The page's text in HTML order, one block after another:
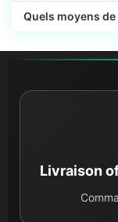
Quels moyens
Livraison